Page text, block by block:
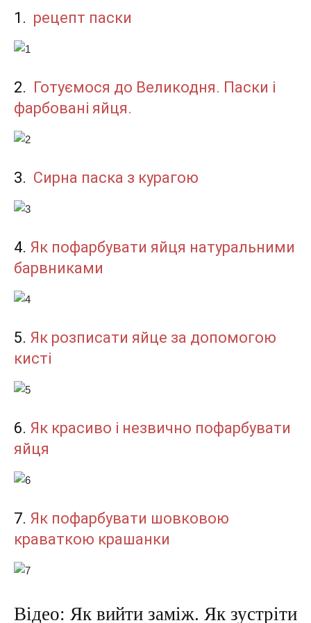
1. рецепт паски
2. Готуємося до Великодня. Паски і
фарбовані яйця.
3. Сирна паска з курагою
4. Як пофарбувати яйця натуральними
барвниками
5. Як розписати яйце за допомогою
кисті
6. Як красиво і незвично пофарбувати
яйця
7. Як пофарбувати шовковою
краваткою крашанки
Відео: Як вийти заміж. Як зустріти